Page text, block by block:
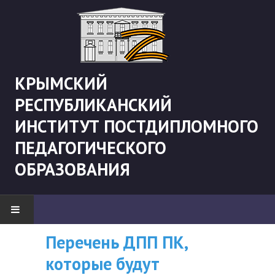
КРЫМСКИЙ
РЕСПУБЛИКАНСКИЙ
ИНСТИТУТ ПОСТДИПЛОМНОГО
ПЕДАГОГИЧЕСКОГО
ОБРАЗОВАНИЯ
НОВОСТИ
"Боевая" русистика
ВНИМАНИЮ
СЛУШАТЕЛЕЙ, У
Перечень ДПП
которые будут
Рекомендации «Об
организации